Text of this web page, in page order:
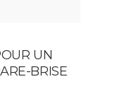
UN
BRISE